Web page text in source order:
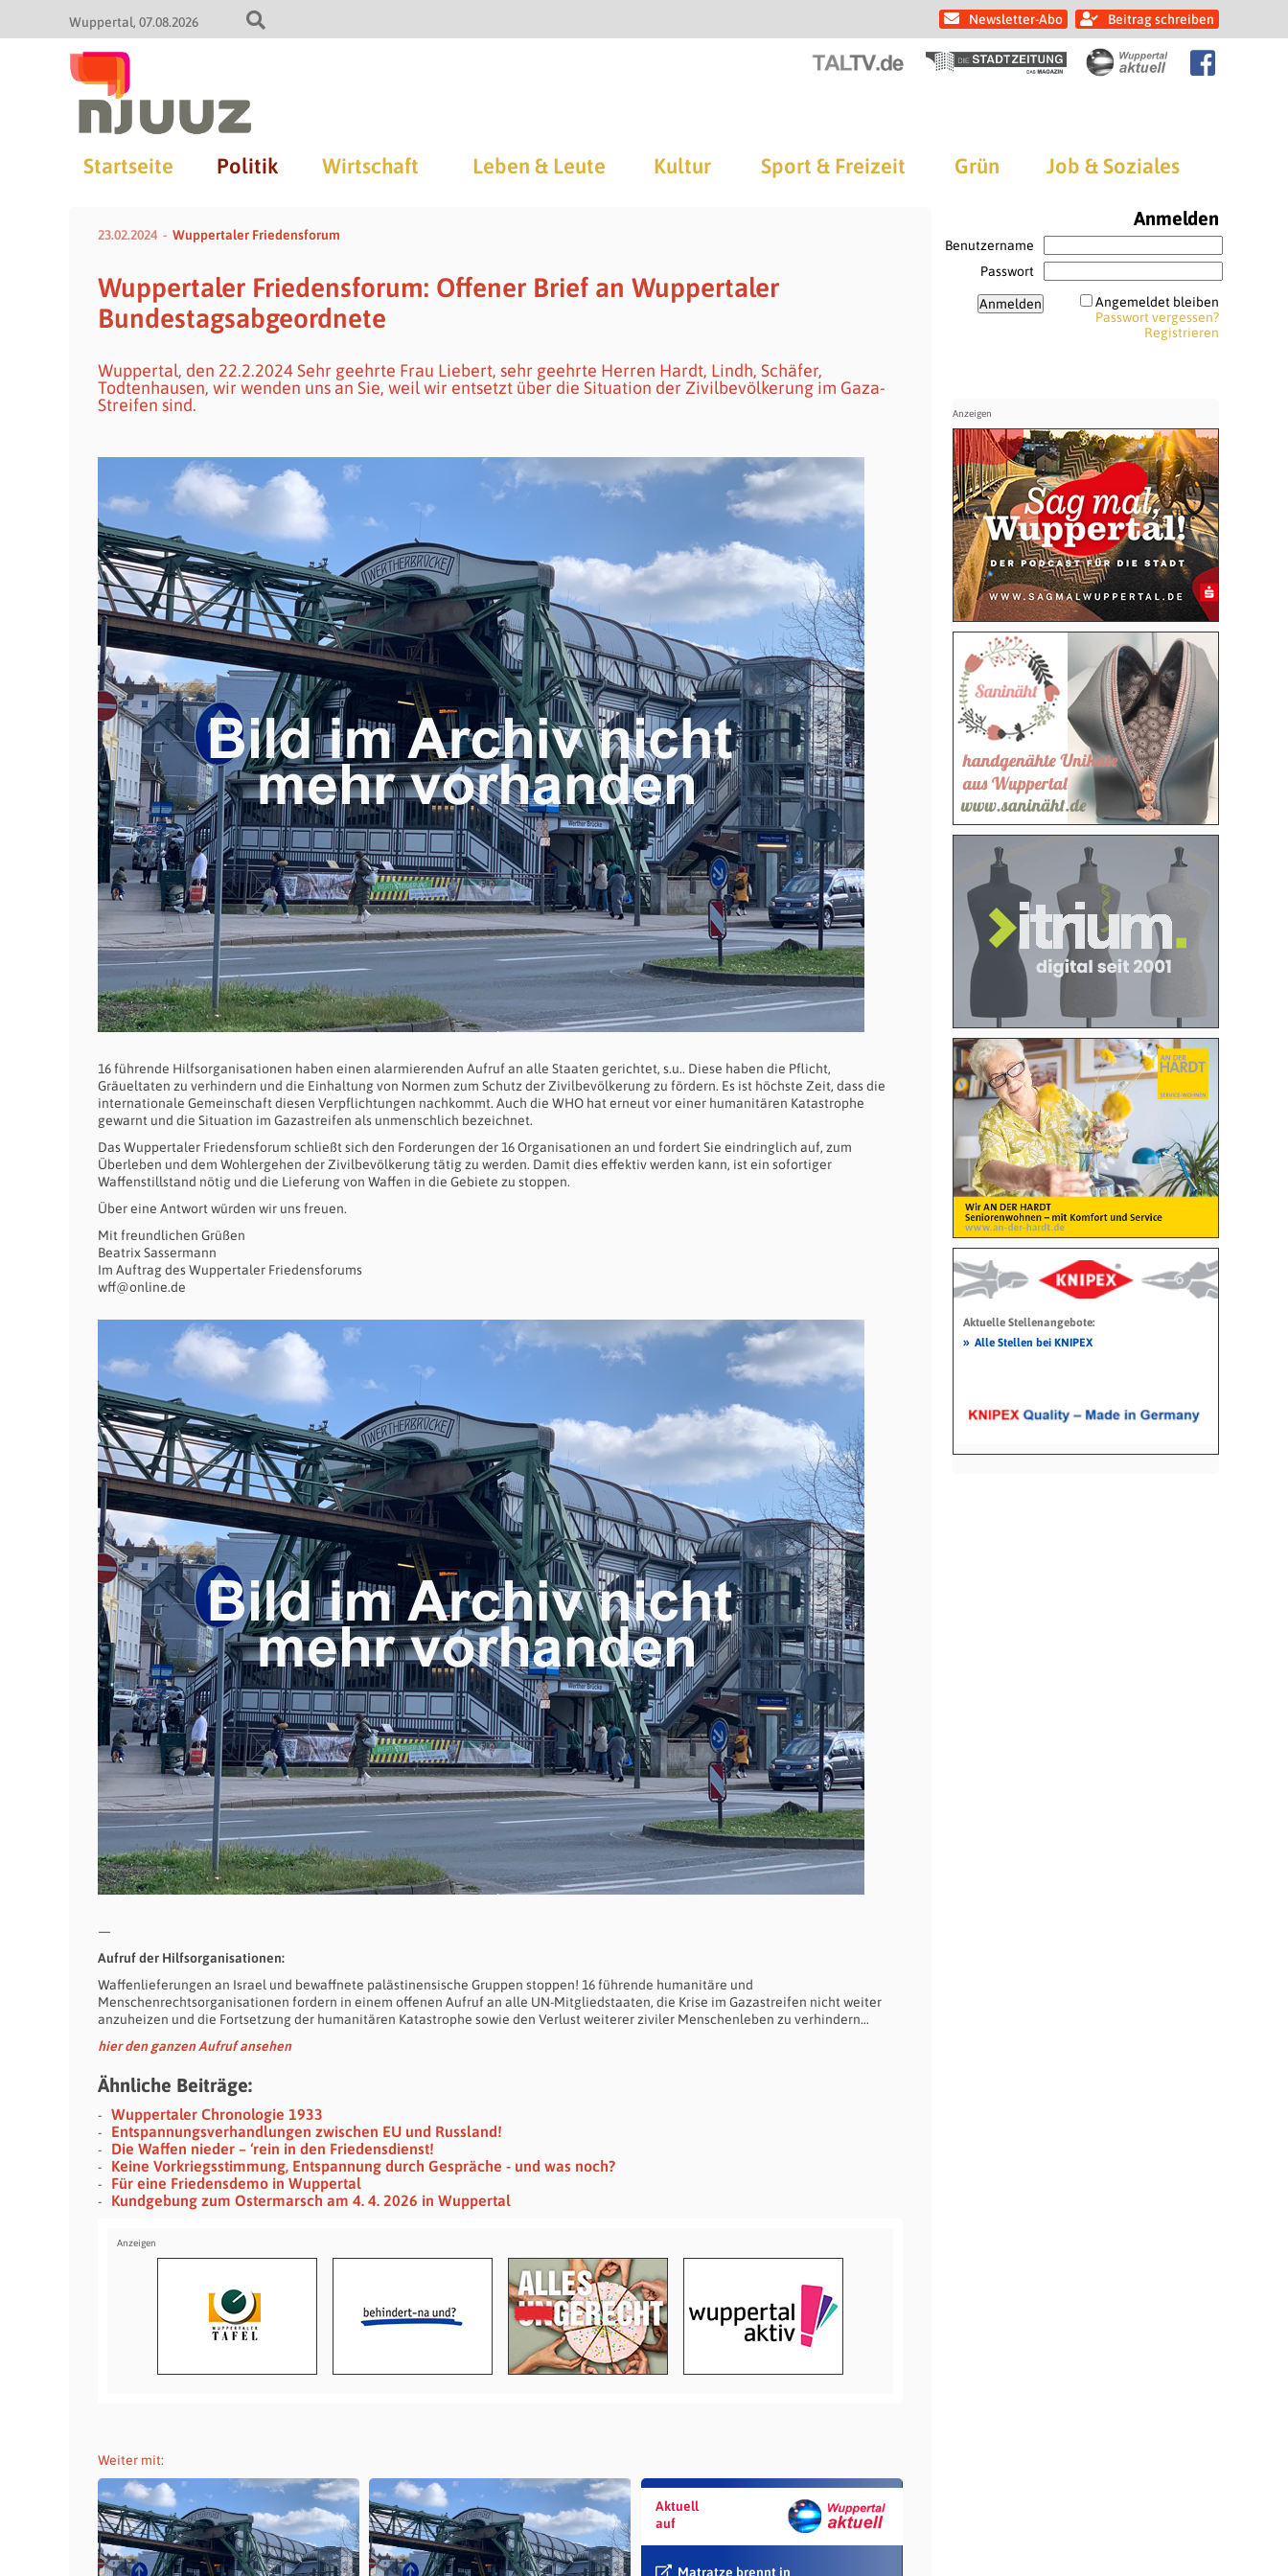
Wuppertal 07.08.2026 Newsletter-Abo Beitrag schreiben
Startseite Politik Wirtschaft Leben & Leute Kultur Sport & Freizeit Grün Job & Soziales
23.02.2024 Wuppertaler Friedensforum
Wuppertaler Friedensforum: Offener Brief an Wuppertaler
Bundestagsabgeordnete
Wuppertal, den 22.2.2024 Sehr geehrte Frau Liebert, sehr geehrte Herren Hardt, Lindh, Schäfer,
Todtenhausen, wir wenden uns an Sie, weil wir entsetzt über die Situation der Zivilbevölkerung im Gaza-
Streifen sind.
16 führende Hilfsorganisationen haben einen alarmierenden Aufruf an alle Staaten gerichtet, s.u.. Diese haben die Pflicht,
Gräueltaten zu verhindern und die Einhaltung von Normen zum Schutz der Zivilbevölkerung zu fördern. Es ist höchste Zeit, dass die
internationale Gemeinschaft diesen Verpflichtungen nachkommt. Auch die WHO hat erneut vor einer humanitären Katastrophe
gewarnt und die Situation im Gazastreifen als unmenschlich bezeichnet.
Das Wuppertaler Friedensforum schließt sich den Forderungen der 16 Organisationen an und fordert Sie eindringlich auf, zum
Überleben und dem Wohlergehen der Zivilbevölkerung tätig zu werden. Damit dies effektiv werden kann, ist ein sofortiger
Waffenstillstand nötig und die Lieferung von Waffen in die Gebiete zu stoppen.
Über eine Antwort würden wir uns freuen.
Mit freundlichen Grüßen
Beatrix Sassermann
Im Auftrag des Wuppertaler Friedensforums
wff@online.de
—
Aufruf der Hilfsorganisationen:
Waffenlieferungen an Israel und bewaffnete palästinensische Gruppen stoppen! 16 führende humanitäre und
Menschenrechtsorganisationen fordern in einem offenen Aufruf an alle UN-Mitgliedstaaten, die Krise im Gazastreifen nicht weiter
anzuheizen und die Fortsetzung der humanitären Katastrophe sowie den Verlust weiterer ziviler Menschenleben zu verhindern…
hier den ganzen Aufruf ansehen
Ähnliche Beiträge:
Wuppertaler Chronologie 1933
Entspannungsverhandlungen zwischen EU und Russland!
Die Waffen nieder – ‘rein in den Friedensdienst!
Keine Vorkriegsstimmung, Entspannung durch Gespräche - und was noch?
Für eine Friedensdemo in Wuppertal
Kundgebung zum Ostermarsch am 4. 4. 2026 in Wuppertal
Weiter mit:
Aktuell
auf
Matratze brennt in
Anmelden
Benutzername
Passwort
Angemeldet bleiben
Passwort vergessen?
Registrieren
Aktuelle Stellenangebote:
» Alle Stellen bei KNIPEX